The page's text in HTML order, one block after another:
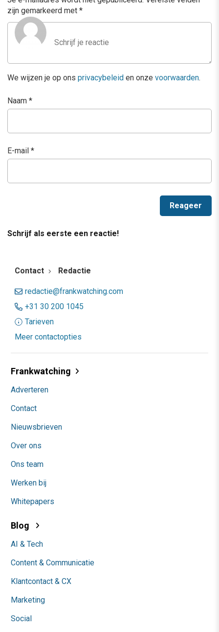
zijn gemarkeerd met *
We wijzen je op ons privacybeleid en onze voorwaarden.
Naam *
E-mail *
Schrijf als eerste een reactie!
Contact Redactie
redactie@frankwatching.com
+31 30 200 1045
Tarieven
Meer contactopties
Frankwatching
Adverteren
Contact
Nieuwsbrieven
Over ons
Ons team
Werken bij
Whitepapers
Blog
AI & Tech
Content & Communicatie
Klantcontact & CX
Marketing
Social